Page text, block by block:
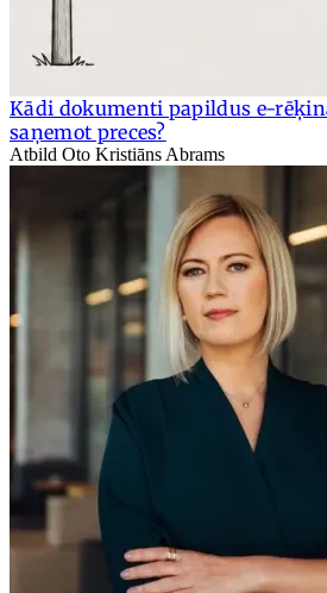
Kādi dokumenti papildus e-
saņemot preces?
Atbild Oto Kristiāns Abrams